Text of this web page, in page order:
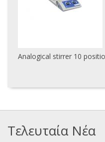
Analogical stirrer 10
Τελευταία Νέα